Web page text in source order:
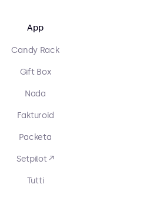
App
Candy Rack
Gift Box
Nada
Fakturoid
Packeta
Setpilot ↗
Tutti